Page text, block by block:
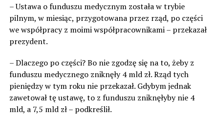
– Ustawa o funduszu medycznym została w trybie
pilnym, w miesiąc, przygotowana przez rząd, po części
we współpracy z moimi współpracownikami – przekazał
prezydent.
– Dlaczego po części? Bo nie zgodzę się na to, żeby z
funduszu medycznego zniknęły 4 mld zł. Rząd tych
pieniędzy w tym roku nie przekazał. Gdybym jednak
zawetował tę ustawę, to z funduszu zniknęłyby nie 4
mld, a 7,5 mld zł – podkreślił.